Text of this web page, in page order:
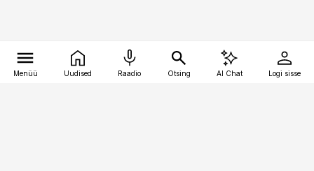
Menüü Uudised Raadio Otsing AI Chat Logi sisse